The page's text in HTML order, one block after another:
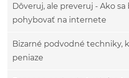
Dôveruj, ale preveruj - Ako sa
pohybovať na internete
Bizarné podvodné techniky,
peniaze